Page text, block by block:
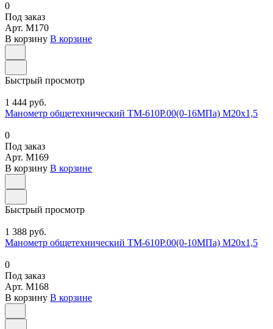
0
Под заказ
Арт. M170
В корзину В корзине
Быстрый просмотр
1 444 руб.
Манометр общетехнический ТМ-610Р.00(0-16МПа) М20х1,5
0
Под заказ
Арт. M169
В корзину В корзине
Быстрый просмотр
1 388 руб.
Манометр общетехнический ТМ-610Р.00(0-10МПа) М20х1,5
0
Под заказ
Арт. M168
В корзину В корзине